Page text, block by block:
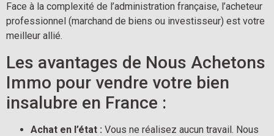
Face à la complexité de l’administration française, l’acheteur
professionnel (marchand de biens ou investisseur) est votre
meilleur allié.
Les avantages de Nous Achetons
Immo pour vendre votre bien
insalubre en France :
Achat en l’état : Vous ne réalisez aucun travail. Nous